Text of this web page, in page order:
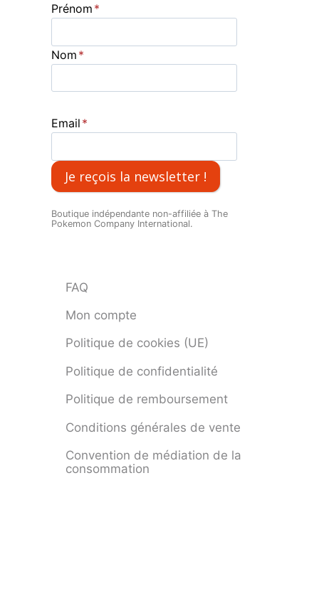
Prénom *
Nom *
Email *
Je reçois la newsletter !
Boutique indépendante non-affiliée à The
Pokemon Company International.
FAQ
Mon compte
Politique de cookies (UE)
Politique de confidentialité
Politique de remboursement
Conditions générales de vente
Convention de médiation de la
consommation